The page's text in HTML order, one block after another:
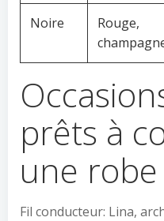
Noire
Rouge,
prêts à
une
Fil conducteur: Lina,